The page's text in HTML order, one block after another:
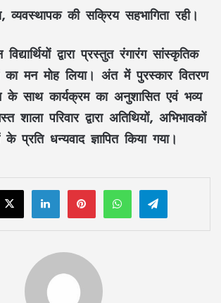
व्यवस्थापक की सक्रिय सहभागिता रही।
द्वारा प्रस्तुत रंगारंग सांस्कृतिक
का मन मोह लिया। अंत में पुरस्कार वितरण
के साथ कार्यक्रम का अनुशासित एवं भव्य
परिवार द्वारा अतिथियों, अभिभावकों
धन्यवाद ज्ञापित किया गया।
LinkedInPinterestWhatsAppTelegram